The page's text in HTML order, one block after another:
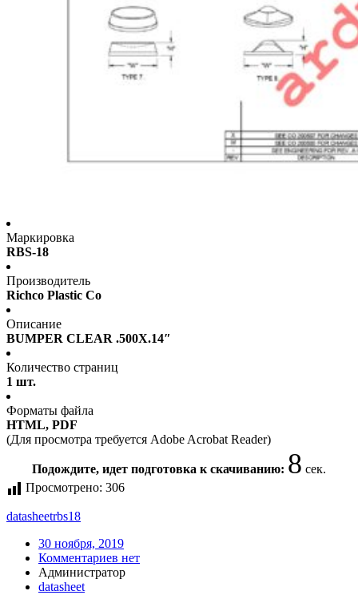
Маркировка
RBS-18
Производитель
Richco Plastic Co
Описание
BUMPER CLEAR .500X.14″
Количество страниц
1 шт.
Форматы файла
HTML, PDF
(Для просмотра требуется Adobe Acrobat Reader)
Подождите, идет подготовка к скачиванию: 7 сек.
Просмотрено: 306
datasheetrbs18
30 ноября, 2019
Комментариев нет
Администратор
datasheet